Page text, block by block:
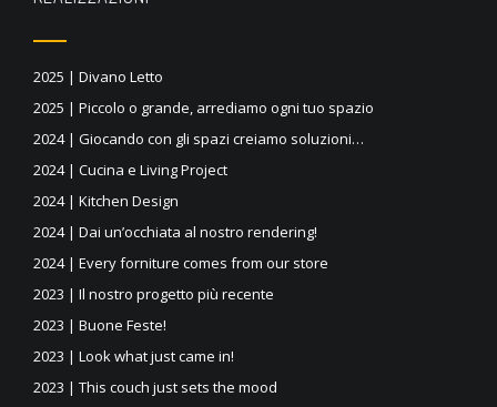
2025 | Divano Letto
2025 | Piccolo o grande, arrediamo ogni tuo spazio
2024 | Giocando con gli spazi creiamo soluzioni…
2024 | Cucina e Living Project
2024 | Kitchen Design
2024 | Dai un’occhiata al nostro rendering!
2024 | Every forniture comes from our store
2023 | Il nostro progetto più recente
2023 | Buone Feste!
2023 | Look what just came in!
2023 | This couch just sets the mood